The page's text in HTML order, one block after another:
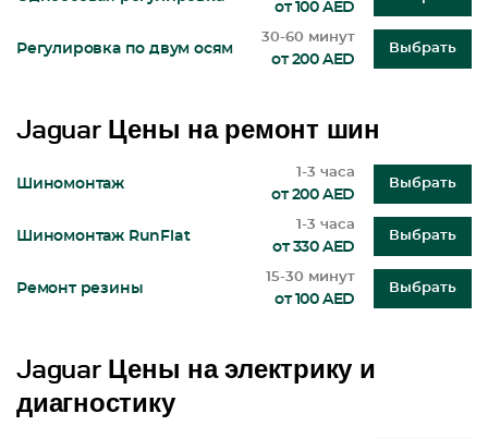
от 100 AED
Регулировка по двум осям
30-60 минут
от 200 AED
Выбрать
Jaguar Цены на ремонт шин
Шиномонтаж
1-3 часа
от 200 AED
Выбрать
Шиномонтаж RunFlat
1-3 часа
от 330 AED
Выбрать
Ремонт резины
15-30 минут
от 100 AED
Выбрать
Jaguar Цены на электрику и
диагностику